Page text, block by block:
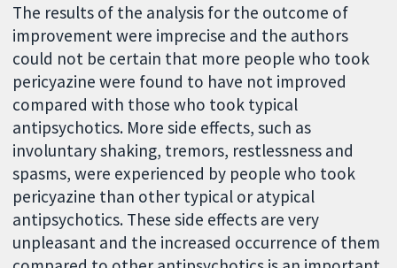
The results of the analysis for the outcome of
improvement were imprecise and the authors
could not be certain that more people who took
pericyazine were found to have not improved
compared with those who took typical
antipsychotics. More side effects, such as
involuntary shaking, tremors, restlessness and
spasms, were experienced by people who took
pericyazine than other typical or atypical
antipsychotics. These side effects are very
unpleasant and the increased occurrence of them